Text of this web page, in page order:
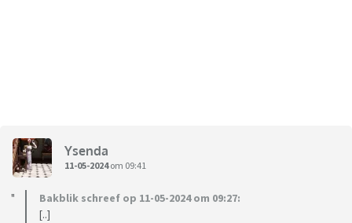
Ysenda
11-05-2024om 09:41
Bakblik schreef op 11-05-2024 om 09:27:
[..]